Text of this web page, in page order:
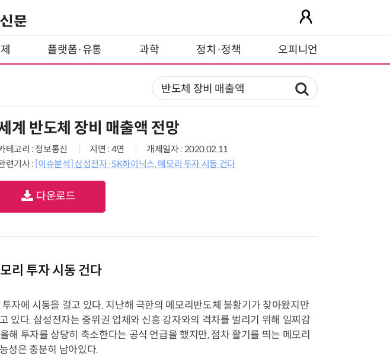
플랫폼·유통 과학 정치·정책 오피니언
계 반도체 장비 매출액 전망
테고리 : 정보통신 지면 : 4면
개제일자 : 2020.02.11
련기사 : [이슈분석] 삼성전자·SK하이닉스, 메모리 투자 시동 건다
다운로드
리 투자 시동 건다
자에 시동을 걸고 있다. 지난해 극한의 메모리반도체 불황기가 찾아왔지만
있다. 삼성전자는 중위권 업체와 신흥 강자와의 격차를 벌리기 위해 일찌감
해 투자를 상당히 축소한다는 공식 언급을 했지만, 점차 활기를 띄는 메모리
성은 충분히 남아있다.